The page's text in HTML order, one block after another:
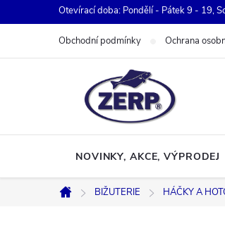
na
Otevírací doba: Pondělí - Pátek 9 - 19,
Obchodní podmínky Ochrana
NOVINKY, AKCE, VÝPRODEJ
Domů
BIŽUTERIE HÁČKY A